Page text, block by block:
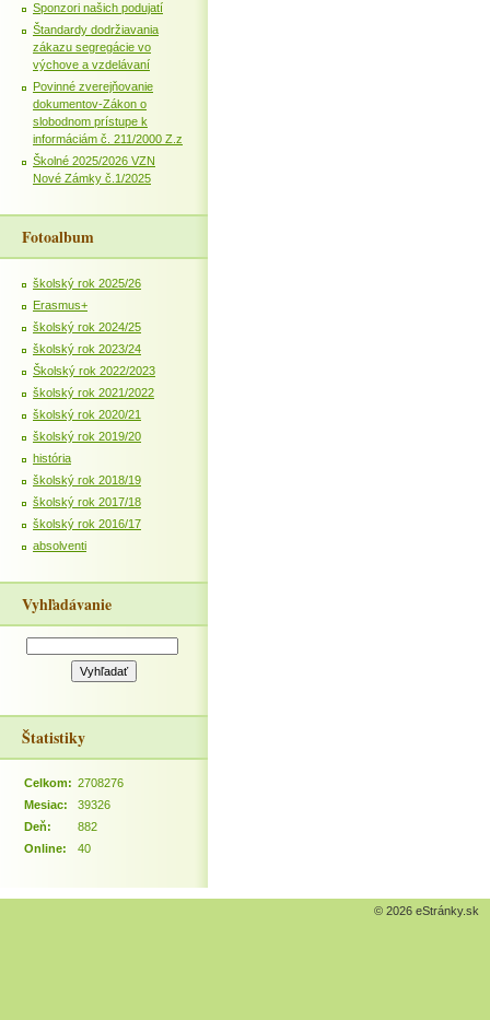
Sponzori našich podujatí
Štandardy dodržiavania
zákazu segregácie vo
výchove a vzdelávaní
Povinné zverejňovanie
dokumentov-Zákon o
slobodnom prístupe k
informáciám č. 211/2000 Z.z
Školné 2025/2026 VZN
Nové Zámky č.1/2025
Fotoalbum
školský rok 2025/26
Erasmus+
školský rok 2024/25
školský rok 2023/24
Školský rok 2022/2023
školský rok 2021/2022
školský rok 2020/21
školský rok 2019/20
história
školský rok 2018/19
školský rok 2017/18
školský rok 2016/17
absolventi
Vyhľadávanie
Štatistiky
Online: 40
Celkom: 2708276
Mesiac:
39326
Deň:
882
© 2026 eStránky.sk